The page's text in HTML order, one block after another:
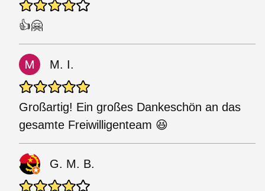
👍🤗
M. I.
Großartig! Ein großes Dankeschön an das
gesamte Freiwilligenteam 😆
G. M. B.